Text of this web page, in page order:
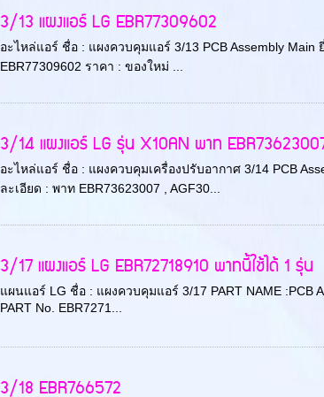
3/13 แผงแอร์ LG EBR77309602
อะไหล่แอร์ ชื่อ : แผงควบคุมแอร์ 3/13 PCB Assembly
EBR77309602 ราคา : ของใหม่ ...
3/14 แผงแอร์ LG รุ่น X10AN พาท
อะไหล่แอร์ ชื่อ : แผงควบคุมเครื่องปรับอากาศ 3/14 PCB
ละเอียด : พาท EBR73623007 , AGF30...
3/17 แผงแอร์ LG EBR72718910 พาทนี้ใช้ได้ 1 รุ่น
แผนแอร์ LG ชื่อ : แผงควบคุมแอร์ 3/17 PART NAME :PCB
PART No. EBR7271...
3/18 EBR766572